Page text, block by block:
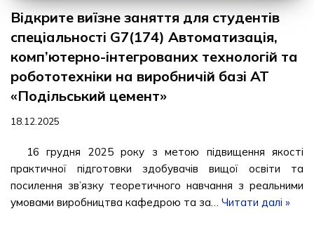
Відкрите виїзне заняття для студентів
спеціальності G7(174) Автоматизація,
комп’ютерно-інтегрованих технологій та
робототехніки на виробничій базі АТ
«Подільський цемент»
18.12.2025
16 грудня 2025 року з метою підвищення якості
практичної підготовки здобувачів вищої освіти та
посилення зв’язку теоретичного навчання з реальними
умовами виробництва кафедрою та за… Читати далі »